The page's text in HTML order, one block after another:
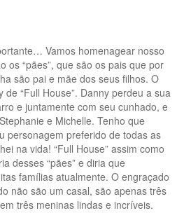
Vamos homenagear nosso
os “pães”, que são os pais que por
são pai e mãe dos seus filhos. O
“Full House”. Danny perdeu a sua
e juntamente com seu cunhado, e
e Michelle. Tenho que
personagem preferido de todas as
na vida! “Full House” assim como
desses “pães” e diria que
famílias atualmente. O engraçado
não são um casal, são apenas três
três meninas lindas e incríveis.